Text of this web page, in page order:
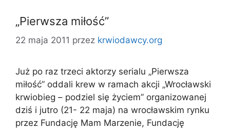
„Pierwsza miłość”
22 maja 2011 przez krwiodawcy.org
Już po raz trzeci aktorzy serialu „Pierwsza
miłość” oddali krew w ramach akcji „Wrocławski
krwiobieg – podziel się życiem” organizowanej
dziś i jutro (21- 22 maja) na wrocławskim rynku
przez Fundację Mam Marzenie, Fundację